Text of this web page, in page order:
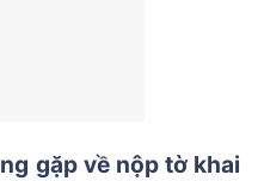
gặp về nộp tờ khai